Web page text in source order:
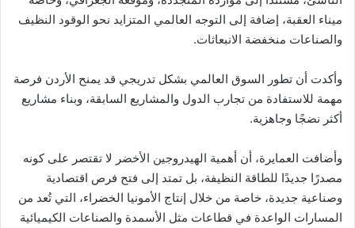
ميناء العقبة، إضافة إلى التوجه العالمي المتزايد نحو الوقود النظيف
والصناعات منخفضة الانبعاثات.
وأكدت أن تطور السوق العالمي بشكل تدريجي قد يمنح الأردن فرصة
مهمة للاستفادة من تجارب الدول والمشاريع السابقة، وبناء مشاريع
أكثر نضجًا وجاهزية.
وأضافت العمايرة، أن أهمية الهيدروجين الأخضر لا تقتصر على كونه
مصدرًا جديدًا للطاقة النظيفة، بل تمتد إلى فتح فرص اقتصادية
وصناعية جديدة، خاصة من خلال إنتاج الأمونيا الخضراء، التي تُعد من
المسارات الواعدة في قطاعات مثل الأسمدة والصناعات الكيميائية